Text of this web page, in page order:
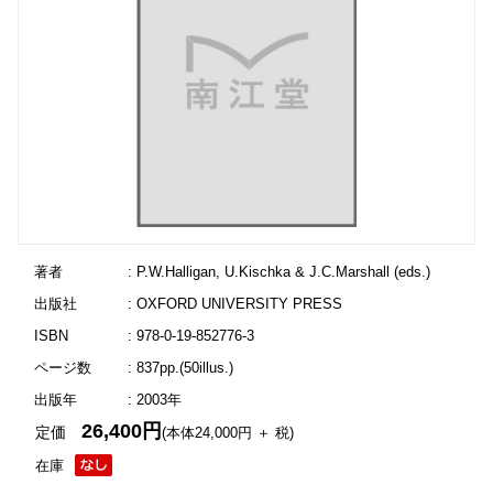
著者
: P.W.Halligan, U.Kischka & J.C.Marshall (eds.)
出版社
: OXFORD UNIVERSITY PRESS
ISBN
: 978-0-19-852776-3
ページ数
: 837pp.(50illus.)
出版年
: 2003年
在庫
定価26,400円(本体24,000円 ＋ 税)